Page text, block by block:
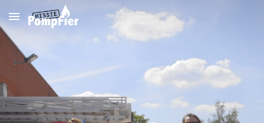
Skip to main content Skip to navigation